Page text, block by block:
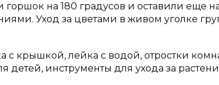
на 180 градусов и оставили еще
Уход за цветами в живом уголке
с крышкой, лейка с водой, отростки
детей, инструменты для ухода за